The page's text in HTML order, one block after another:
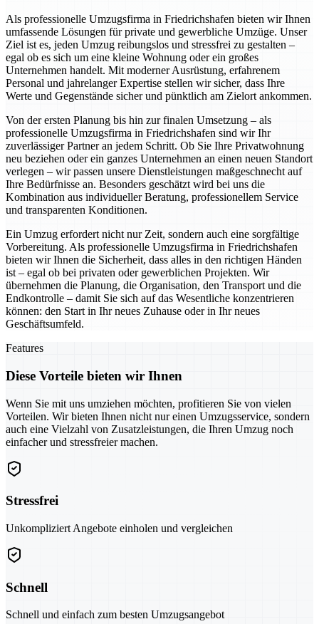
Als professionelle Umzugsfirma in Friedrichshafen bieten wir Ihnen
umfassende Lösungen für private und gewerbliche Umzüge. Unser
Ziel ist es, jeden Umzug reibungslos und stressfrei zu gestalten –
egal ob es sich um eine kleine Wohnung oder ein großes
Unternehmen handelt. Mit moderner Ausrüstung, erfahrenem
Personal und jahrelanger Expertise stellen wir sicher, dass Ihre
Werte und Gegenstände sicher und pünktlich am Zielort ankommen.
Von der ersten Planung bis hin zur finalen Umsetzung – als
professionelle Umzugsfirma in Friedrichshafen sind wir Ihr
zuverlässiger Partner an jedem Schritt. Ob Sie Ihre Privatwohnung
neu beziehen oder ein ganzes Unternehmen an einen neuen Standort
verlegen – wir passen unsere Dienstleistungen maßgeschnecht auf
Ihre Bedürfnisse an. Besonders geschätzt wird bei uns die
Kombination aus individueller Beratung, professionellem Service
und transparenten Konditionen.
Ein Umzug erfordert nicht nur Zeit, sondern auch eine sorgfältige
Vorbereitung. Als professionelle Umzugsfirma in Friedrichshafen
bieten wir Ihnen die Sicherheit, dass alles in den richtigen Händen
ist – egal ob bei privaten oder gewerblichen Projekten. Wir
übernehmen die Planung, die Organisation, den Transport und die
Endkontrolle – damit Sie sich auf das Wesentliche konzentrieren
können: den Start in Ihr neues Zuhause oder in Ihr neues
Geschäftsumfeld.
Features
Diese Vorteile bieten wir Ihnen
Wenn Sie mit uns umziehen möchten, profitieren Sie von vielen
Vorteilen. Wir bieten Ihnen nicht nur einen Umzugsservice, sondern
auch eine Vielzahl von Zusatzleistungen, die Ihren Umzug noch
einfacher und stressfreier machen.
Stressfrei
Unkompliziert Angebote einholen und vergleichen
Schnell
Schnell und einfach zum besten Umzugsangebot